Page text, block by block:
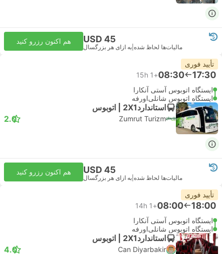
USD 45
مالیات‌ها لحاظ شده به ازای هر بزرگسال
هم اکنون رزرو کنید
تأیید فوری
17:30
08:30
+1
15h
ایستگاه اتوبوس آستی آنکارا
ایستگاه اتوبوس شانلی‌اورفه
استاندارد2X1 | اتوبوس
Zumrut Turizm
2.0
USD 45
مالیات‌ها لحاظ شده به ازای هر بزرگسال
هم اکنون رزرو کنید
تأیید فوری
18:00
08:00
+1
14h
ایستگاه اتوبوس آستی آنکارا
ایستگاه اتوبوس شانلی‌اورفه
استاندارد2X1 | اتوبوس
Can Diyarbakir
4.0